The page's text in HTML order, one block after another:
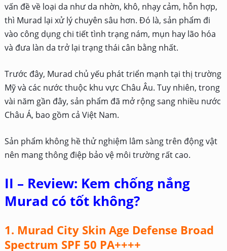
vấn đề về loại da như da nhờn, khô, nhạy cảm, hỗn hợp,
thì Murad lại xử lý chuyên sâu hơn. Đó là, sản phẩm đi
vào công dụng chi tiết tình trạng nám, mụn hay lão hóa
và đưa làn da trở lại trạng thái cân bằng nhất.
Trước đây, Murad chủ yếu phát triển mạnh tại thị trường
Mỹ và các nước thuộc khu vực Châu Âu. Tuy nhiên, trong
vài năm gần đây, sản phẩm đã mở rộng sang nhiều nước
Châu Á, bao gồm cả Việt Nam.
Sản phẩm không hề thử nghiệm lâm sàng trên động vật
nên mang thông điệp bảo vệ môi trường rất cao.
II – Review: Kem chống nắng
Murad có tốt không?
1. Murad City Skin Age Defense Broad
Spectrum SPF 50 PA++++